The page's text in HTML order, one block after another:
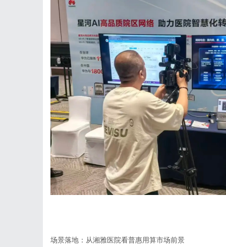
场景落地：从湘雅医院看普惠用算市场前景